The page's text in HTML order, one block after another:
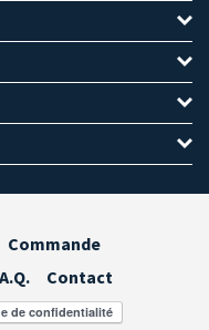
Commande
Contact